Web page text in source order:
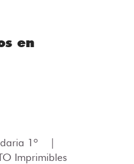
en
1º
Imprimibles